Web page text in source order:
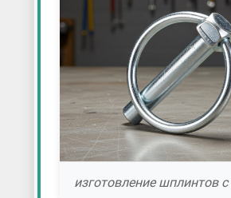
изготовление шплинтов